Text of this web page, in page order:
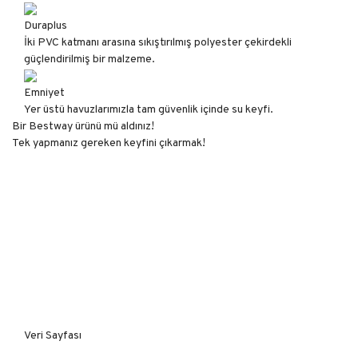
Duraplus
İki PVC katmanı arasına sıkıştırılmış polyester çekirdekli
güçlendirilmiş bir malzeme.
Emniyet
Yer üstü havuzlarımızla tam güvenlik içinde su keyfi.
Bir Bestway ürünü mü aldınız!
Tek yapmanız gereken keyfini çıkarmak!
Veri Sayfası